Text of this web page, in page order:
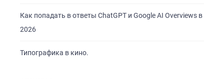
Как попадать в ответы ChatGPT и Google AI Overviews в
2026
Типографика в кино.
БЛОГ